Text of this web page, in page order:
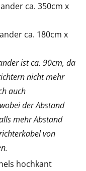
ca. 350cm x
ca. 180cm x
ist ca. 90cm, da
nicht mehr
auch
der Abstand
mehr Abstand
von
hochkant